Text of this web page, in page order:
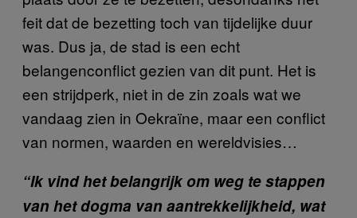
feit dat de bezetting toch van tijdelijke duur
was. Dus ja, de stad is een echt
belangenconflict gezien van dit punt. Het is
een strijdperk, niet in de zin zoals wat we
vandaag zien in Oekraïne, maar een conflict
van normen, waarden en wereldvisies…
“Ik vind het belangrijk om weg te stappen
van het dogma van aantrekkelijkheid, wat